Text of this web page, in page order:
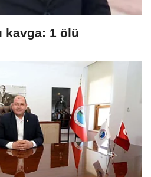
kavga: 1 ölü